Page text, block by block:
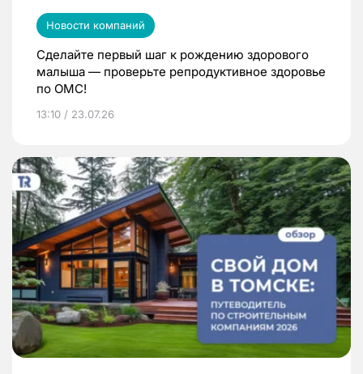
Новости компаний
Сделайте первый шаг к рождению здорового
малыша — проверьте репродуктивное здоровье
по ОМС!
13:10 / 23.07.26